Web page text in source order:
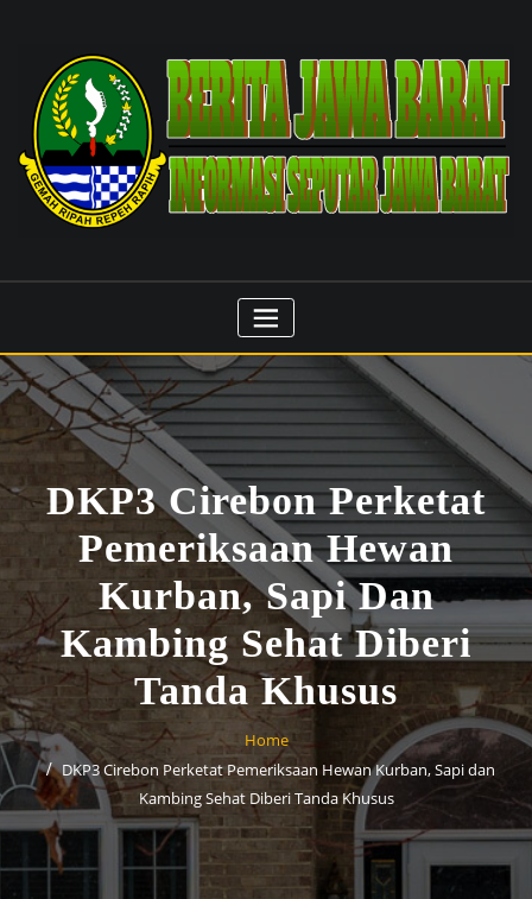
DKP3 Cirebon Perketat
Pemeriksaan Hewan
Kurban, Sapi Dan
Kambing Sehat Diberi
Tanda Khusus
Home
DKP3 Cirebon Perketat Pemeriksaan Hewan Kurban, Sapi dan
Kambing Sehat Diberi Tanda Khusus